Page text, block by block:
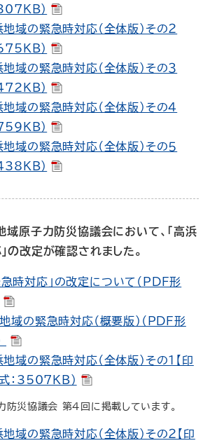
）
地域の緊急時対応（全体版）その２
）
地域の緊急時対応（全体版）その３
）
地域の緊急時対応（全体版）その４
）
地域の緊急時対応（全体版）その５
）
域原子力防災協議会において、「高浜
の改定が確認されました。
急時対応」の改定について（PDF形
地域の緊急時対応（概要版）（PDF形
域の緊急時対応（全体版）その１【印
：3507KB）
災協議会 第４回に掲載しています。
地域の緊急時対応（全体版）その２【印